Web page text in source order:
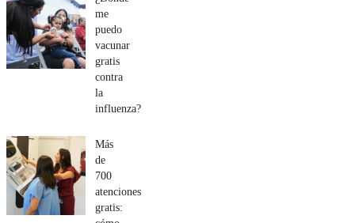
me
puedo
vacunar
gratis
contra
la
influenza?
Más
de
700
atenciones
gratis: